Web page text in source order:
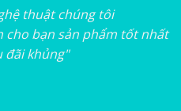
thuật chúng tôi
cho bạn sản phẩm tốt nhất
đãi khủng"